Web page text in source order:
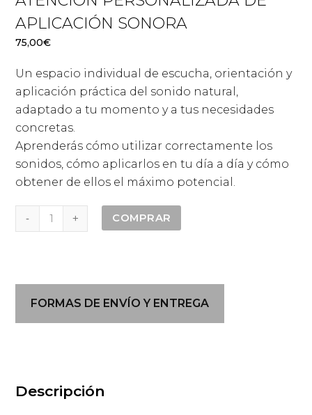
APLICACIÓN SONORA
75,00€
Un espacio individual de escucha, orientación y
aplicación práctica del sonido natural,
adaptado a tu momento y a tus necesidades
concretas.
Aprenderás cómo utilizar correctamente los
sonidos, cómo aplicarlos en tu día a día y cómo
obtener de ellos el máximo potencial.
Atención
personalizada
sonora
cantidad
COMPRAR
FORMAS DE ENVÍO Y ENTREGA
Descripción